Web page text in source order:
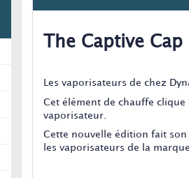
The Captive
Les vaporisateurs de chez
Cet élément de chauffe
vaporisateur.
Cette nouvelle édition fait
les vaporisateurs de la